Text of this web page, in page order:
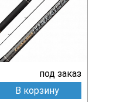
под заказ
В корзину